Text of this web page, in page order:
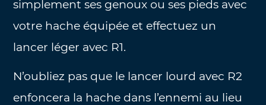
simplement ses genoux ou ses pieds avec
votre hache équipée et effectuez un
lancer léger avec R1.
N’oubliez pas que le lancer lourd avec R2
enfoncera la hache dans l’ennemi au lieu